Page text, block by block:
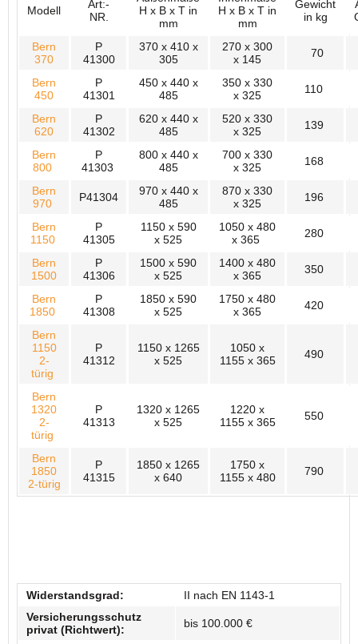
Modell
Art:-
NR.
H x B x T in
mm
H x B x T in
mm
Gewicht
in kg
Bern
370
P
41300
370 x 410 x
305
270 x 300
x 145
70
Bern
450
P
41301
450 x 440 x
485
350 x 330
x 325
110
Bern
620
P
41302
620 x 440 x
485
520 x 330
x 325
139
Bern
800
P
41303
800 x 440 x
485
700 x 330
x 325
168
Bern
970
P41304
970 x 440 x
485
870 x 330
x 325
196
Bern
1150
P
41305
1150 x 590
x 525
1050 x 480
x 365
280
Bern
1500
P
41306
1500 x 590
x 525
1400 x 480
x 365
350
Bern
1850
P
41308
1850 x 590
x 525
1750 x 480
x 365
420
Bern
1150
2-
türig
P
41312
1150 x 1265
x 525
1050 x
1155 x 365
490
Bern
1320
2-
türig
P
41313
1320 x 1265
x 525
1220 x
1155 x 365
550
Bern
1850
2-türig
P
41315
1850 x 1265
x 640
1750 x
1155 x 480
790
Widerstandsgrad:
II nach EN 1143-1
Versicherungsschutz
privat (Richtwert):
bis 100.000 €